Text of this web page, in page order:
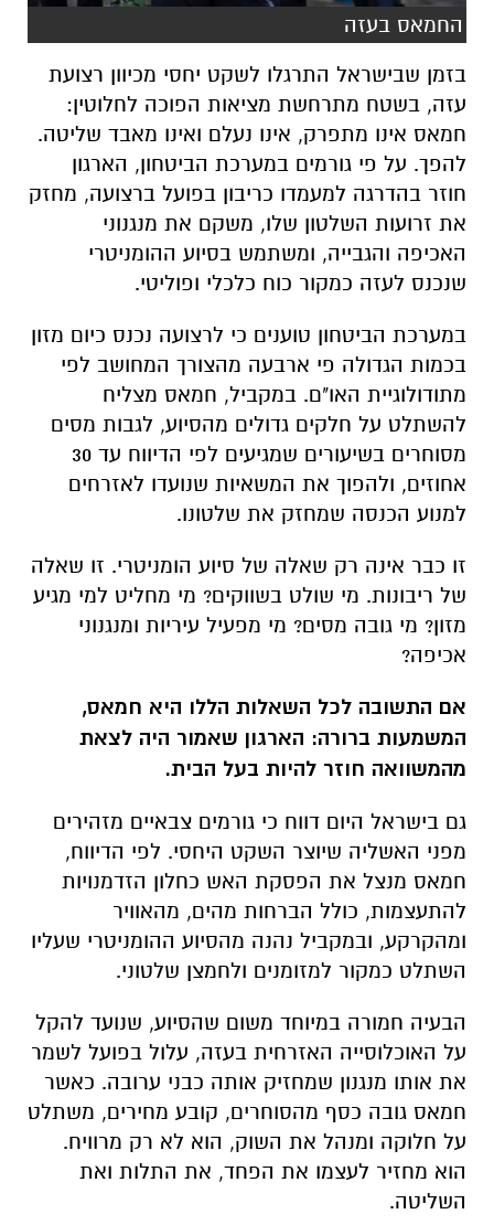
החמאס בעזה
בזמן שבישראל התרגלו לשקט יחסי מכיוון רצועת
עזה, בשטח מתרחשת מציאות הפוכה לחלוטין:
חמאס אינו מתפרק, אינו נעלם ואינו מאבד שליטה.
להפך. על פי גורמים במערכת הביטחון, הארגון
חוזר בהדרגה למעמדו כריבון בפועל ברצועה, מחזק
את זרועות השלטון שלו, משקם את מנגנוני
האכיפה והגבייה, ומשתמש בסיוע ההומניטרי
שנכנס לעזה כמקור כוח כלכלי ופוליטי.
במערכת הביטחון טוענים כי לרצועה נכנס כיום מזון
בכמות הגדולה פי ארבעה מהצורך המחושב לפי
מתודולוגיית האו"ם. במקביל, חמאס מצליח
להשתלט על חלקים גדולים מהסיוע, לגבות מסים
מסוחרים בשיעורים שמגיעים לפי הדיווח עד 30
אחוזים, ולהפוך את המשאיות שנועדו לאזרחים
למנוע הכנסה שמחזק את שלטונו.
זו כבר אינה רק שאלה של סיוע הומניטרי. זו שאלה
של ריבונות. מי שולט בשווקים? מי מחליט למי מגיע
מזון? מי גובה מסים? מי מפעיל עיריות ומנגנוני
אכיפה?
אם התשובה לכל השאלות הללו היא חמאס,
המשמעות ברורה: הארגון שאמור היה לצאת
מהמשוואה חוזר להיות בעל הבית.
גם בישראל היום דווח כי גורמים צבאיים מזהירים
מפני האשליה שיוצר השקט היחסי. לפי הדיווח,
חמאס מנצל את הפסקת האש כחלון הזדמנויות
להתעצמות, כולל הברחות מהים, מהאוויר
ומהקרקע, ובמקביל נהנה מהסיוע ההומניטרי שעליו
השתלט כמקור למזומנים ולחמצן שלטוני.
הבעיה חמורה במיוחד משום שהסיוע, שנועד להקל
על האוכלוסייה האזרחית בעזה, עלול בפועל לשמר
את אותו מנגנון שמחזיק אותה כבני ערובה. כאשר
חמאס גובה כסף מהסוחרים, קובע מחירים, משתלט
על חלוקה ומנהל את השוק, הוא לא רק מרוויח.
הוא מחזיר לעצמו את הפחד, את התלות ואת
השליטה.